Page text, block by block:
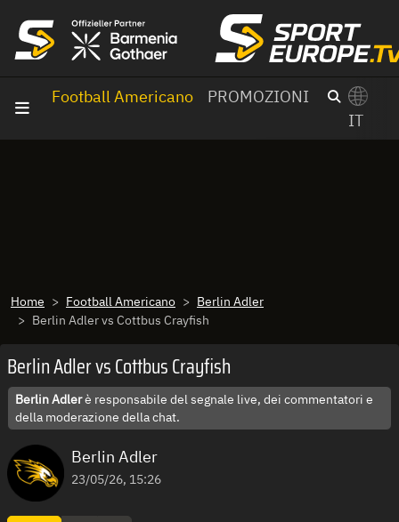
Football Americano
PROMOZIONI
IT
Home Football Americano
Berlin Adler
Berlin Adler vs Cottbus Crayfish
Berlin Adler vs Cottbus Crayfish
Berlin Adlerè responsabile del segnale live, dei commentatori e
della moderazione della chat.
Berlin Adler
23/05/26, 15:26